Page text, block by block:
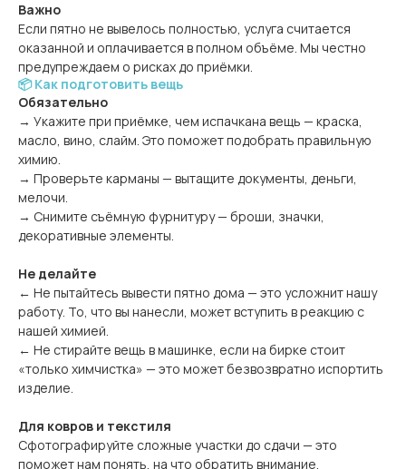
Важно
Если пятно не вывелось полностью, услуга считается
оказанной и оплачивается в полном объёме. Мы честно
предупреждаем о рисках до приёмки.
📦 Как подготовить вещь
Обязательно
→ Укажите при приёмке, чем испачкана вещь — краска,
масло, вино, слайм. Это поможет подобрать правильную
химию.
→ Проверьте карманы — вытащите документы, деньги,
мелочи.
→ Снимите съёмную фурнитуру — броши, значки,
декоративные элементы.
Не делайте
← Не пытайтесь вывести пятно дома — это усложнит нашу
работу. То, что вы нанесли, может вступить в реакцию с
нашей химией.
← Не стирайте вещь в машинке, если на бирке стоит
«только химчистка» — это может безвозвратно испортить
изделие.
Для ковров и текстиля
Сфотографируйте сложные участки до сдачи — это
поможет нам понять, на что обратить внимание.